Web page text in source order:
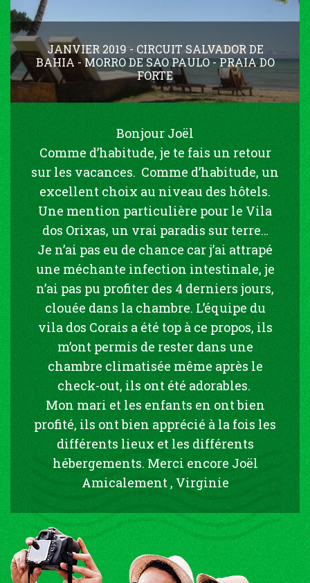
JANVIER 2019 - CIRCUIT SALVADOR DE
BAHIA - MORRO DE SAO PAULO - PRAIA DO
FORTE
Bonjour Joël
Comme d’habitude, je te fais un retour
sur les vacances. Comme d’habitude, un
excellent choix au niveau des hôtels.
Une mention particulière pour le Vila
dos Orixas, un vrai paradis sur terre…
Je n’ai pas eu de chance car j’ai attrapé
une méchante infection intestinale, je
n’ai pas pu profiter des 4 derniers jours,
clouée dans la chambre. L’équipe du
vila dos Corais a été top à ce propos, ils
m’ont permis de rester dans une
chambre climatisée même après le
check-out, ils ont été adorables.
Mon mari et les enfants en ont bien
profité, ils ont bien apprécié à la fois les
différents lieux et les différents
hébergements. Merci encore Joël
Amicalement , Virginie